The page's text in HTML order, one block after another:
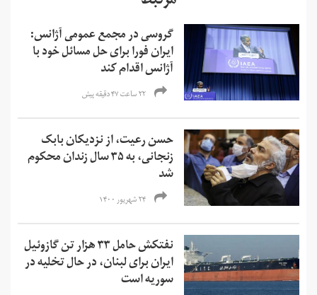
گروسی در مجمع عمومی آژانس:
ایران فورا برای حل مسائل خود با
آژانس اقدام کند
۲۲ ساعت ۴۷ دقیقه پیش
حسن رعیت، از نزدیکان بابک
زنجانی، به ۳۵ سال زندان محکوم
شد
۲۴ شهریور ۱۴۰۰
نفتکش حامل ۳۳ هزار تن گازوئیل
ایران برای لبنان، در حال تخلیه در
سوریه است